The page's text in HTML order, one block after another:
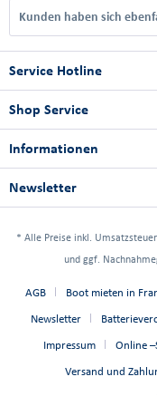
Kunden haben sich
Service Hotline
Shop Service
Informationen
Newsletter
* Alle Preise inkl.
und ggf.
AGB Boot mieten in
Newsletter
Impressum Online
Versand und